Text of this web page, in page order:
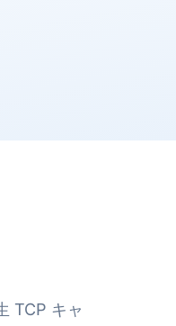
TCP キャ